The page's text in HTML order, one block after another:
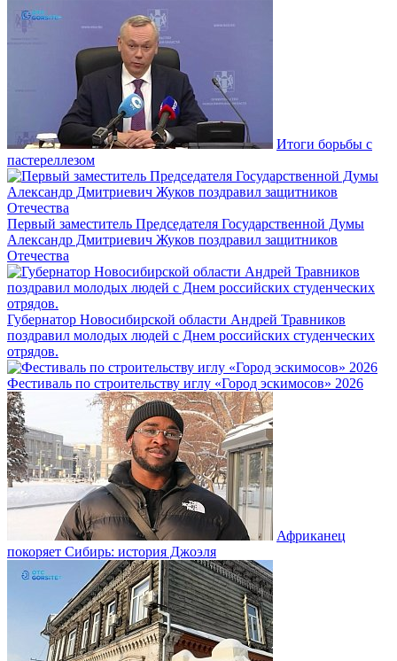
Итоги борьбы с
пастереллезом
Первый заместитель Председателя Государственной Думы
Александр Дмитриевич Жуков поздравил защитников
Отечества
Губернатор Новосибирской области Андрей Травников
поздравил молодых людей с Днем российских студенческих
отрядов.
Фестиваль по строительству иглу «Город эскимосов» 2026
Африканец
покоряет Сибирь: история Джоэля